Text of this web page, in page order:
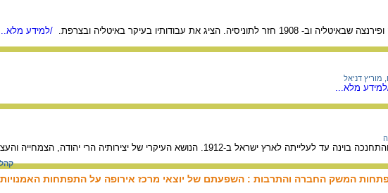
הציג את עבודותיו בעיקר באיטליה ובצרפת. /למידע
מוריץ דניאל
מלא...
ב-1912. הנושא העיקרי של יצירותיה הרי יהודה, הצמחייה והעצים שסביבם.
המשק החברה והתרבות : השפעתם של יוצאי מרכז אירופה על התפתחות האמנויות